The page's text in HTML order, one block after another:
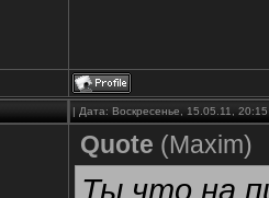
| Дата: Воскресенье, 15.05.11,
Quote (Maxim)
Ты что на